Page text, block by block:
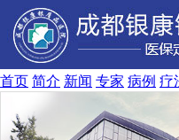
首页 简介 新闻 专家 病例 疗